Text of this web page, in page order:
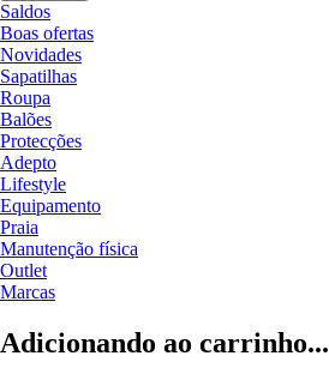
Saldos
Boas ofertas
Novidades
Sapatilhas
Roupa
Balões
Protecções
Adepto
Lifestyle
Equipamento
Praia
Manutenção física
Outlet
Marcas
Adicionando ao carrinho...